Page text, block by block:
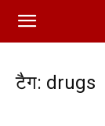
टैग: drugs